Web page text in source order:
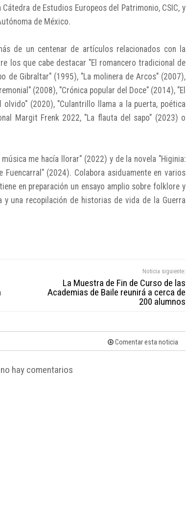
de Estudios Europeos del Patrimonio, CSIC, y
de México.
de un centenar de artículos relacionados con la
los que cabe destacar "El romancero tradicional de
de Gibraltar" (1995), "La molinera de Arcos" (2007),
(2008), "Crónica popular del Doce" (2014), "El
(2020), "Culantrillo llama a la puerta, poética
Margit Frenk 2022, "La flauta del sapo" (2023) o
me hacía llorar" (2022) y de la novela "Higinia:
Fuencarral" (2024). Colabora asiduamente en varios
en preparación un ensayo amplio sobre folklore y
y una recopilación de historias de vida de la Guerra
Noticia siguiente:
La Muestra de Fin de Curso de las
Academias de Baile reunirá a cerca de
200 alumnos
Comentar esta noticia
hay comentarios